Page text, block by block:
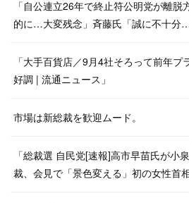
「自公連立26年で終止符公明党が離
的に…大変残念」斉藤氏「誠に不十
「大手百貨店／9月4社そろって前年
好調 | 流通ニュース」
市場は新総裁を歓迎ムード。
「総裁選 自民党[速報]高市早苗氏が小
裁、会見で「景色変える」初の女性首